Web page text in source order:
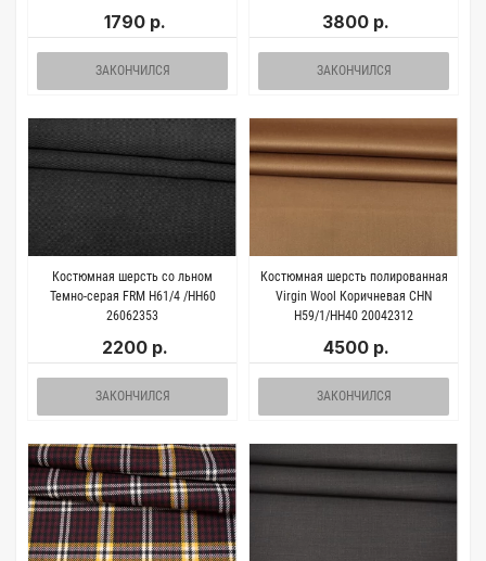
1790 р.
ЗАКОНЧИЛСЯ
3800 р.
ЗАКОНЧИЛСЯ
Костюмная шерсть со льном
Темно-серая FRM H61/4 /HH60
26062353
2200 р.
ЗАКОНЧИЛСЯ
Костюмная шерсть полированная
Virgin Wool Коричневая CHN
H59/1/HH40 20042312
4500 р.
ЗАКОНЧИЛСЯ